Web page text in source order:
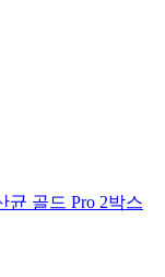
균 골드 Pro 2박스